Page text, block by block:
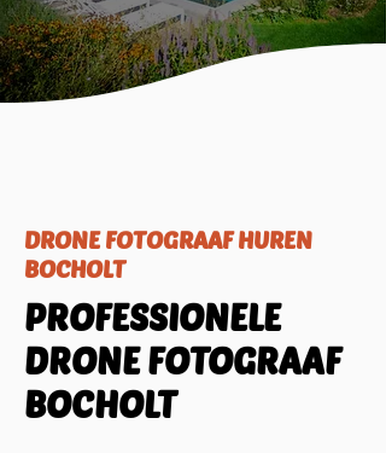
DRONE FOTOGRAAF HUREN
BOCHOLT
PROFESSIONELE
DRONE FOTOGRAAF
BOCHOLT